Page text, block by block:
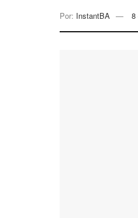
Por: InstantBA 8